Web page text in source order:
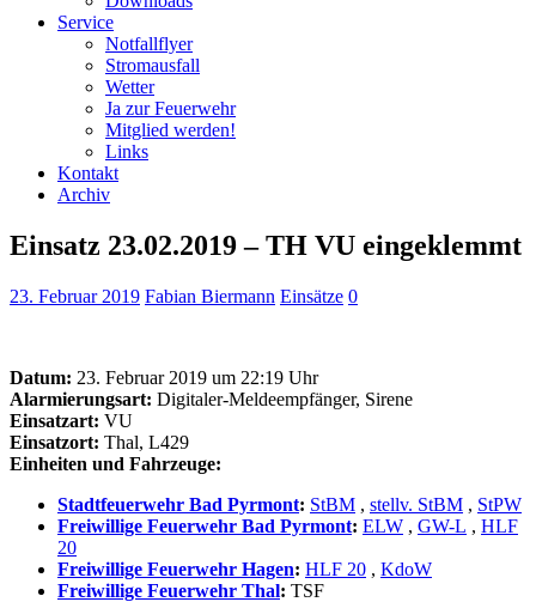
Service
Notfallflyer
Stromausfall
Wetter
Ja zur Feuerwehr
Mitglied werden!
Links
Kontakt
Archiv
Einsatz 23.02.2019 – TH VU eingeklemmt
23. Februar 2019 Fabian Biermann Einsätze 0
Datum: 23. Februar 2019 um 22:19 Uhr
Alarmierungsart: Digitaler-Meldeempfänger, Sirene
Einsatzart: VU
Einsatzort: Thal, L429
Einheiten und Fahrzeuge:
Stadtfeuerwehr Bad Pyrmont: StBM , stellv. StBM , StPW
Freiwillige Feuerwehr Bad Pyrmont: ELW , GW-L , HLF
20
Freiwillige Feuerwehr Hagen: HLF 20 , KdoW
Freiwillige Feuerwehr Thal: TSF